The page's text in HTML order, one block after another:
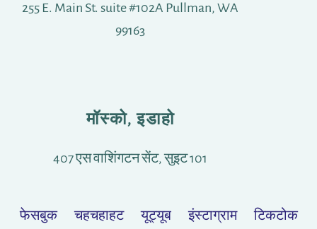
255 E. Main St. suite #102A Pullman, WA
99163
मॉस्को, इडाहो
407 एस वाशिंगटन सेंट, सुइट 101
फेसबुक चहचहाहट यूट्यूब इंस्टाग्राम टिकटोक